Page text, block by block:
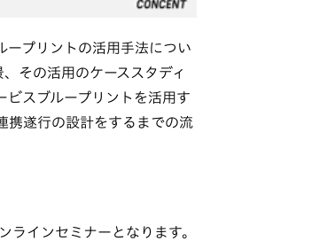
ープリントの活用手法につい
その活用のケーススタディ
ビスブループリントを活用す
携遂行の設計をするまでの流
インセミナーとなります。